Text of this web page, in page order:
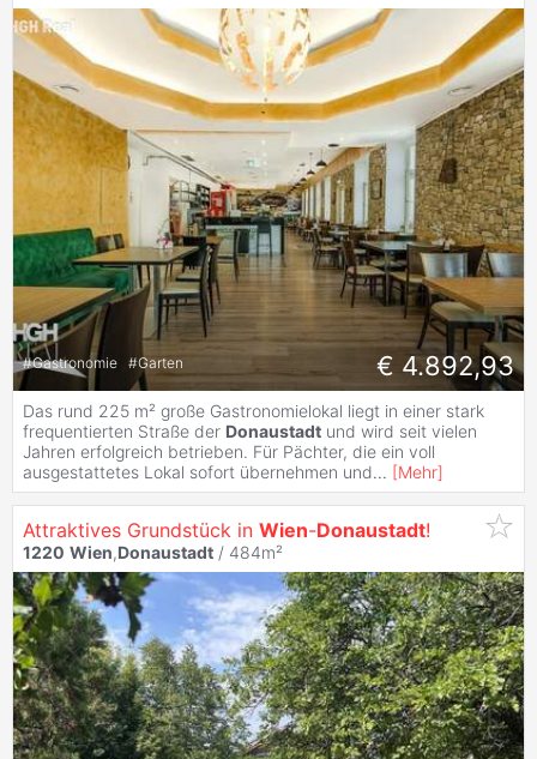
#Gastronomie #Garten € 4.892,93
Das rund 225 m² große Gastronomielokal liegt in einer stark
frequentierten Straße der Donaustadt und wird seit vielen
Jahren erfolgreich betrieben. Für Pächter, die ein voll
ausgestattetes Lokal sofort übernehmen und... [Mehr]
Attraktives Grundstück in Wien-Donaustadt!
1220 Wien,Donaustadt / 484m²